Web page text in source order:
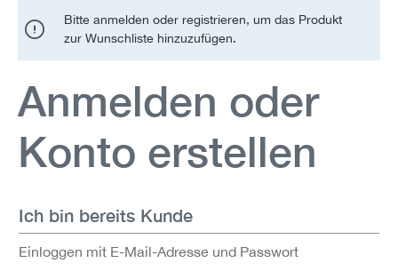
Bitte anmelden oder registrieren, um das Produkt
zur Wunschliste hinzuzufügen.
Anmelden oder
Konto erstellen
Ich bin bereits Kunde
Einloggen mit E-Mail-Adresse und Passwort